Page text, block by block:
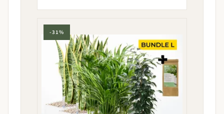
-31%